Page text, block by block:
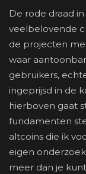
De rode draad
veelbelovende
de projecten
waar
gebruikers,
ingeprijsd in de
hierboven gaat
fundamenten
altcoins die ik
eigen
meer dan je